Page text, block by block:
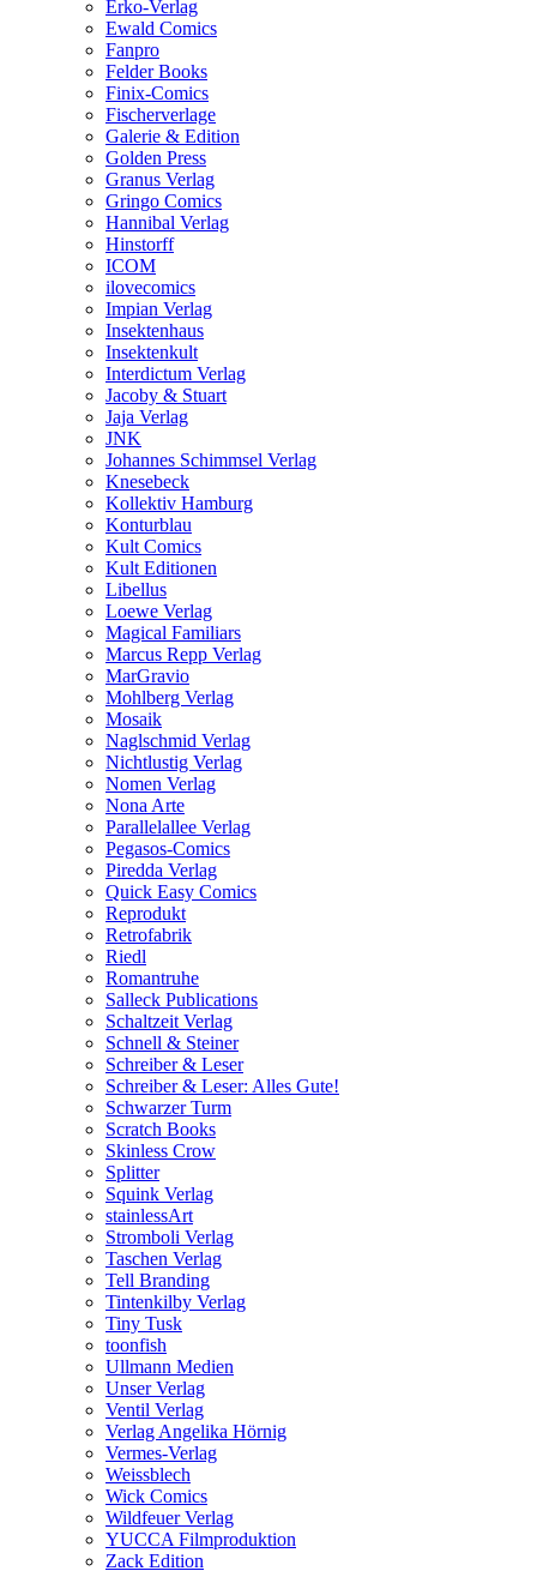
Erko-Verlag
Ewald Comics
Fanpro
Felder Books
Finix-Comics
Fischerverlage
Galerie & Edition
Golden Press
Granus Verlag
Gringo Comics
Hannibal Verlag
Hinstorff
ICOM
ilovecomics
Impian Verlag
Insektenhaus
Insektenkult
Interdictum Verlag
Jacoby & Stuart
Jaja Verlag
JNK
Johannes Schimmsel Verlag
Knesebeck
Kollektiv Hamburg
Konturblau
Kult Comics
Kult Editionen
Libellus
Loewe Verlag
Magical Familiars
Marcus Repp Verlag
MarGravio
Mohlberg Verlag
Mosaik
Naglschmid Verlag
Nichtlustig Verlag
Nomen Verlag
Nona Arte
Parallelallee Verlag
Pegasos-Comics
Piredda Verlag
Quick Easy Comics
Reprodukt
Retrofabrik
Riedl
Romantruhe
Salleck Publications
Schaltzeit Verlag
Schnell & Steiner
Schreiber & Leser
Schreiber & Leser: Alles Gute!
Schwarzer Turm
Scratch Books
Skinless Crow
Splitter
Squink Verlag
stainlessArt
Stromboli Verlag
Taschen Verlag
Tell Branding
Tintenkilby Verlag
Tiny Tusk
toonfish
Ullmann Medien
Unser Verlag
Ventil Verlag
Verlag Angelika Hörnig
Vermes-Verlag
Weissblech
Wick Comics
Wildfeuer Verlag
YUCCA Filmproduktion
Zack Edition